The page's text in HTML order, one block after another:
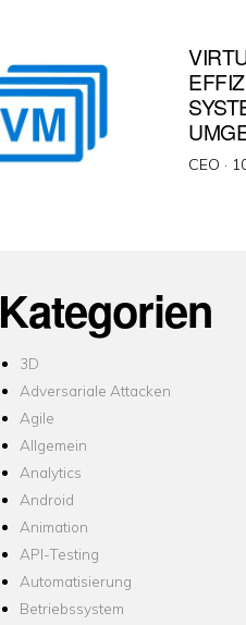
CEO ·
Kategorien
3D
Adversariale Attacken
Agile
Allgemein
Analytics
Android
Animation
API-Testing
Automatisierung
Betriebssystem